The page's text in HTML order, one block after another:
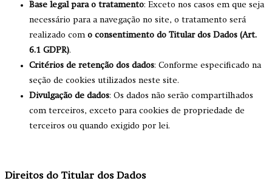
Base legal para o tratamento: Exceto nos casos em que seja
necessário para a navegação no site, o tratamento será
realizado com o consentimento do Titular dos Dados (Art.
6.1 GDPR).
Critérios de retenção dos dados: Conforme especificado na
seção de cookies utilizados neste site.
Divulgação de dados: Os dados não serão compartilhados
com terceiros, exceto para cookies de propriedade de
terceiros ou quando exigido por lei.
Direitos do Titular dos Dados